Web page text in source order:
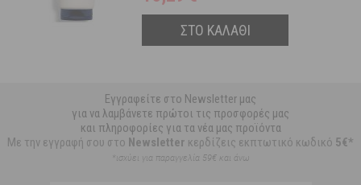
ΣΤΟ ΚΑΛΑΘΙ
Εγγραφείτε στο Newsletter μας
για να λαμβάνετε πρώτοι τις προσφορές μας
και πληροφορίες για τα νέα μας προϊόντα
Με την εγγραφή σου στο Newsletter κερδίζεις εκπτωτικό κωδικό 5€*
*ισχύει για παραγγελία 59€ και άνω